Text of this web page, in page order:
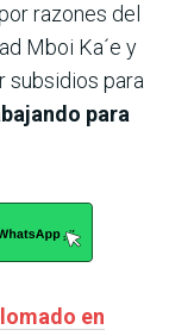
razones del
Mboi Ka´e y
subsidios para
para
en